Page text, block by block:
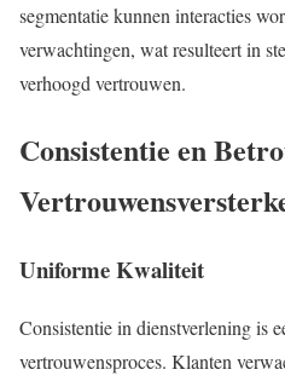
segmentatie kunnen interacties
verwachtingen, wat resulteert in
verhoogd vertrouwen.
Consistentie en
Uniforme Kwaliteit
Consistentie in dienstverlening is
vertrouwensproces. Klanten